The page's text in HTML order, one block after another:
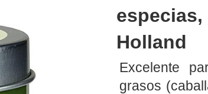
Holland
Excelente
grasos